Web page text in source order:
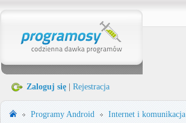
Zaloguj się Rejestracja
ProgramyAndroid Internet i komunikacja